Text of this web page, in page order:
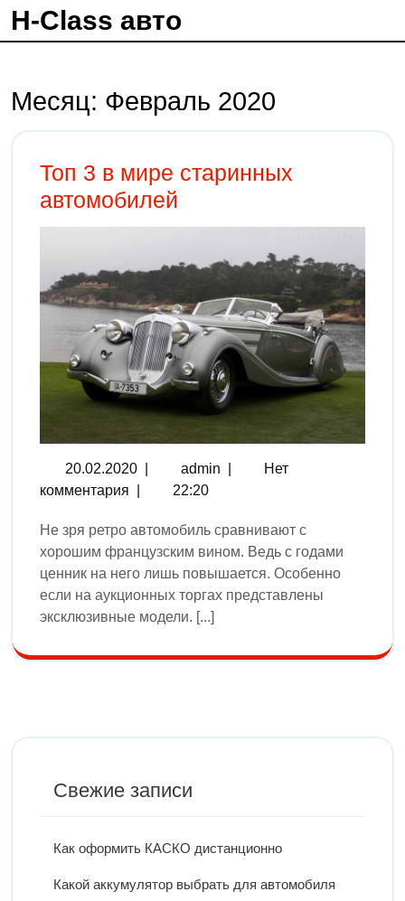
H-Class авто
Месяц: Февраль 2020
Топ 3 в мире старинных
автомобилей
20.02.2020 admin
Нет
комментария
22:20
Не зря ретро автомобиль сравнивают с
хорошим французским вином. Ведь с годами
ценник на него лишь повышается. Особенно
если на аукционных торгах представлены
эксклюзивные модели. [...]
Свежие записи
Как оформить КАСКО дистанционно
Какой аккумулятор выбрать для автомобиля